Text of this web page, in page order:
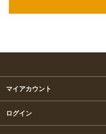
マイアカウント
ログイン